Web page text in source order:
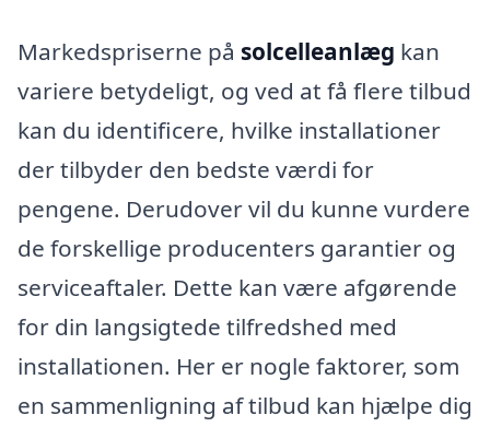
Markedspriserne på solcelleanlæg kan
variere betydeligt, og ved at få flere tilbud
kan du identificere, hvilke installationer
der tilbyder den bedste værdi for
pengene. Derudover vil du kunne vurdere
de forskellige producenters garantier og
serviceaftaler. Dette kan være afgørende
for din langsigtede tilfredshed med
installationen. Her er nogle faktorer, som
en sammenligning af tilbud kan hjælpe dig